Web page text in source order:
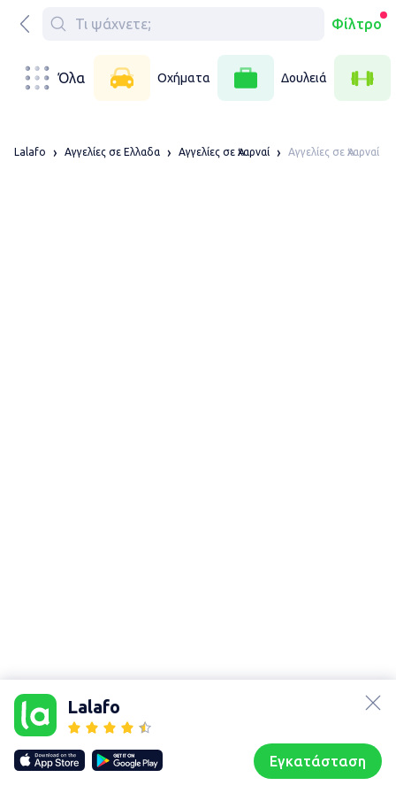
Φίλτρο
Όλα Οχήματα Δουλειά
Lalafo
Εγκατάσταση
Lalafo Αγγελίες σε Ελλαδα Αγγελίες σε Ἀχαρναί Αγγελίες σε Ἀχαρναί
Our websites
lalafo.kg
lalafo.rs
lalafo.pl
Sitemap
Χάρτης
Συζητήσεις Προφίλ